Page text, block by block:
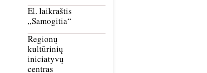
El. laikraštis
„Samogitia“
Regionų
kultūrinių
iniciatyvų
centras